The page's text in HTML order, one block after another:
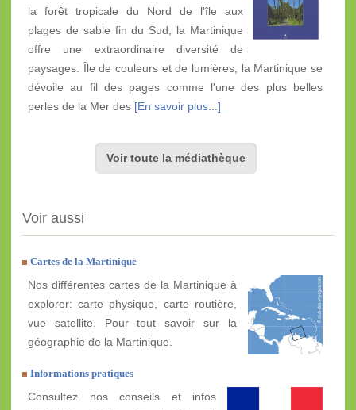
la forêt tropicale du Nord de l'île aux
plages de sable fin du Sud, la Martinique
offre une extraordinaire diversité de
paysages. Île de couleurs et de lumières, la Martinique se
dévoile au fil des pages comme l'une des plus belles
perles de la Mer des [En savoir plus...]
Voir toute la médiathèque
Voir aussi
Cartes de la Martinique
Nos différentes cartes de la Martinique à
explorer: carte physique, carte routière,
vue satellite. Pour tout savoir sur la
géographie de la Martinique.
Informations pratiques
Consultez nos conseils et infos